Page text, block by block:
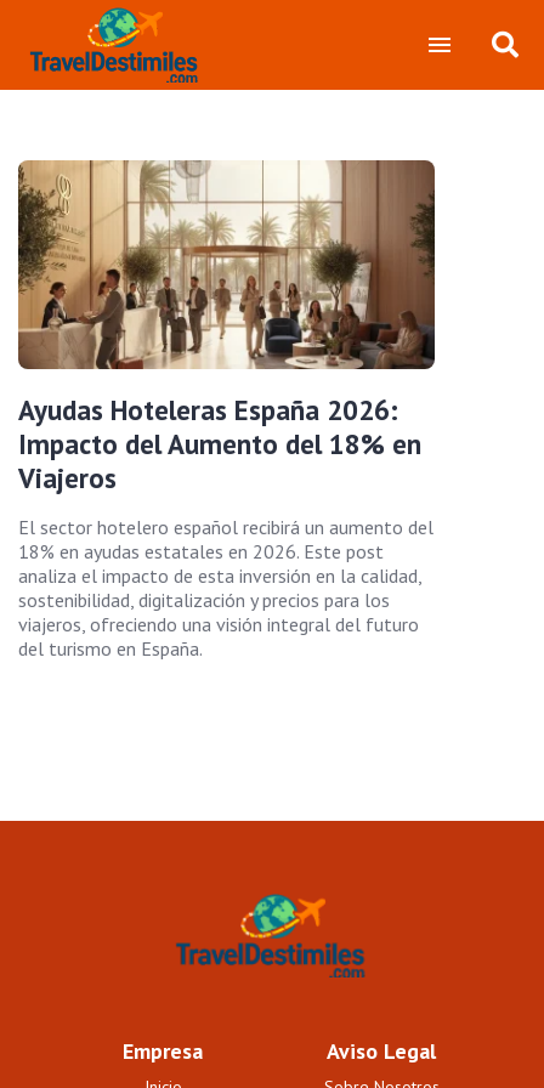
Ayudas Hoteleras España 2026:
Impacto del Aumento del 18% en
Viajeros
El sector hotelero español recibirá un aumento del
18% en ayudas estatales en 2026. Este post
analiza el impacto de esta inversión en la calidad,
sostenibilidad, digitalización y precios para los
viajeros, ofreciendo una visión integral del futuro
del turismo en España.
Empresa Aviso Legal